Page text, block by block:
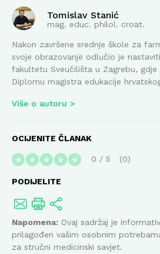
Tomislav Stanić
mag. educ. philol. croat.
Nakon završene srednje škole za
svoje obrazovanje odlučio je
fakultetu Sveučilišta u Zagrebu,
Diplomu magistra edukacije
Više o autoru
OCIJENITE ČLANAK
★ ★ ★ ★ ★ 0 / 5 0
PODIJELITE
Napomena: Ovaj sadržaj je
prilagođen vašim osobnim
za stručni medicinski savjet.